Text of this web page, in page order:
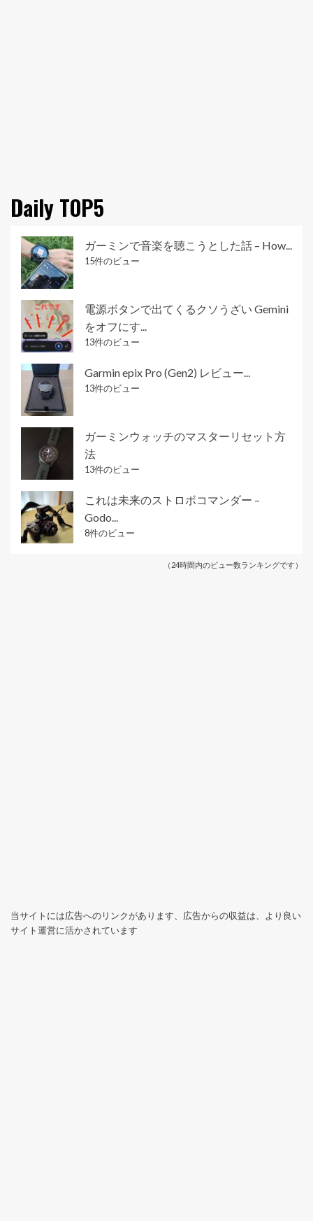
Daily TOP5
ガーミンで音楽を聴こうとした話 – How...
15件のビュー
電源ボタンで出てくるクソうざい Gemini
をオフにす...
13件のビュー
Garmin epix Pro (Gen2) レビュー...
13件のビュー
ガーミンウォッチのマスターリセット方
法
13件のビュー
これは未来のストロボコマンダー –
Godo...
8件のビュー
（24時間内のビュー数ランキングです）
当サイトには広告へのリンクがあります、広告からの収益は、より良い
サイト運営に活かされています